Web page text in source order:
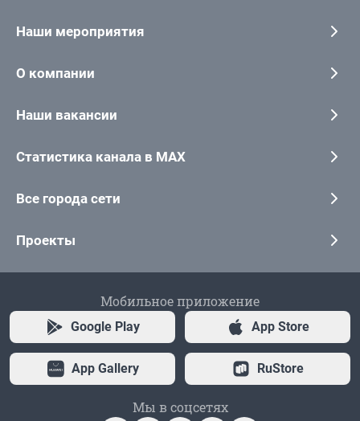
Наши мероприятия
О компании
Наши вакансии
Статистика канала в MAX
Все города сети
Проекты
Мобильное приложение
Google Play App Store
App Gallery RuStore
Мы в соцсетях